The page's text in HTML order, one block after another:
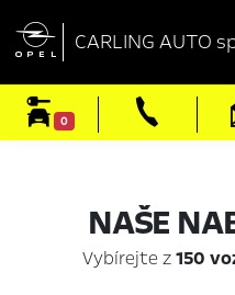
 CARLING AUTO
0
NAŠE
Vybírejte z150